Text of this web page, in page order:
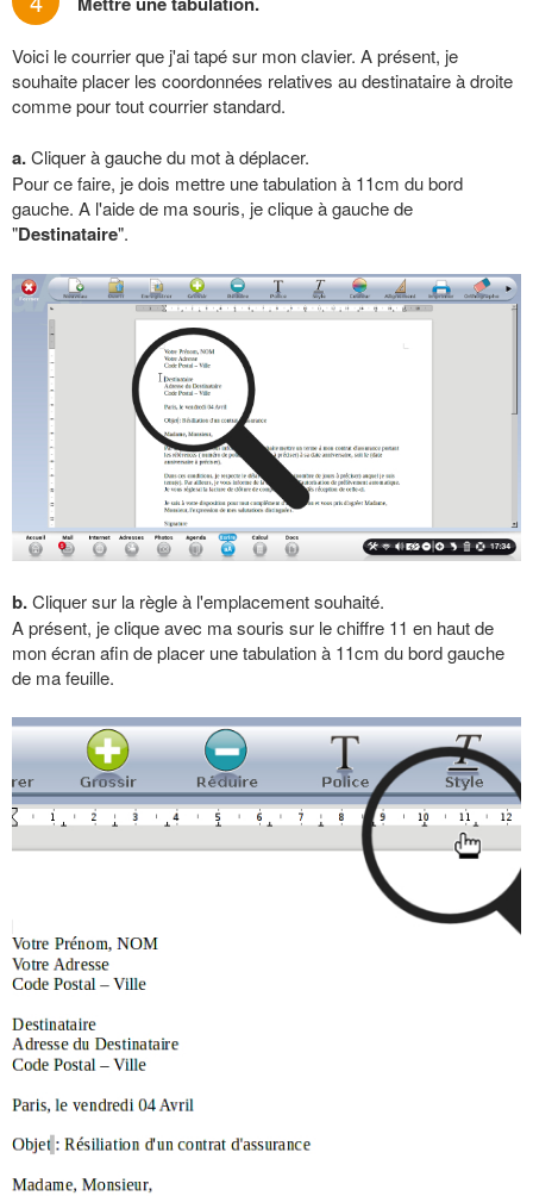
Voici le courrier que j'ai tapé sur mon clavier. A présent, je
souhaite placer les coordonnées relatives au destinataire à droite
comme pour tout courrier standard.
a.Cliquer à gauche du mot à déplacer.
Pour ce faire, je dois mettre une tabulation à 11cm du bord
gauche. A l'aide de ma souris, je clique à gauche de
"Destinataire".
b.Cliquer sur la règle à l'emplacement souhaité.
A présent, je clique avec ma souris sur le chiffre 11 en haut de
mon écran afin de placer une tabulation à 11cm du bord gauche
de ma feuille.